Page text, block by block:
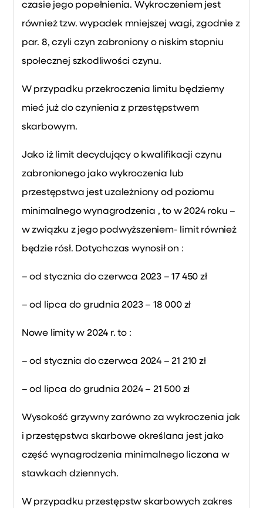
czasie jego popełnienia. Wykroczeniem jest
również tzw. wypadek mniejszej wagi, zgodnie z
par. 8, czyli czyn zabroniony o niskim stopniu
społecznej szkodliwości czynu.
W przypadku przekroczenia limitu będziemy
mieć już do czynienia z przestępstwem
skarbowym.
Jako iż limit decydujący o kwalifikacji czynu
zabronionego jako wykroczenia lub
przestępstwa jest uzależniony od poziomu
minimalnego wynagrodzenia , to w 2024 roku –
w związku z jego podwyższeniem- limit również
będzie rósł. Dotychczas wynosił on :
– od stycznia do czerwca 2023 – 17 450 zł
– od lipca do grudnia 2023 – 18 000 zł
Nowe limity w 2024 r. to :
– od stycznia do czerwca 2024 – 21 210 zł
– od lipca do grudnia 2024 – 21 500 zł
Wysokość grzywny zarówno za wykroczenia jak
i przestępstwa skarbowe określana jest jako
część wynagrodzenia minimalnego liczona w
stawkach dziennych.
W przypadku przestępstw skarbowych zakres